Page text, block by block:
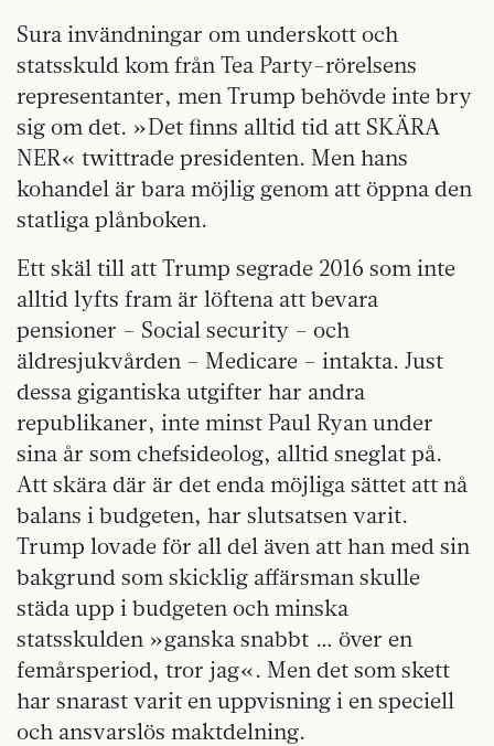
Sura invändningar om underskott och
statsskuld kom från Tea Party-rörelsens
representanter, men Trump behövde inte bry
sig om det. »Det finns alltid tid att SKÄRA
NER« twittrade presidenten. Men hans
kohandel är bara möjlig genom att öppna den
statliga plånboken.
Ett skäl till att Trump segrade 2016 som inte
alltid lyfts fram är löftena att bevara
pensioner – Social security – och
äldresjukvården – Medicare – intakta. Just
dessa gigantiska utgifter har andra
republikaner, inte minst Paul Ryan under
sina år som chefsideolog, alltid sneglat på.
Att skära där är det enda möjliga sättet att nå
balans i budgeten, har slutsatsen varit.
Trump lovade för all del även att han med sin
bakgrund som skicklig affärsman skulle
städa upp i budgeten och minska
statsskulden »ganska snabbt … över en
femårsperiod, tror jag«. Men det som skett
har snarast varit en uppvisning i en speciell
och ansvarslös maktdelning.